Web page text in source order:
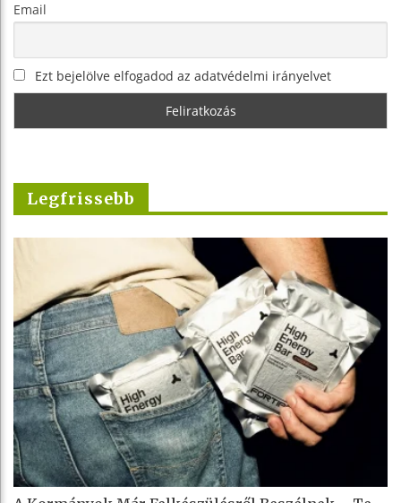
Email
Ezt bejelölve elfogadod az adatvédelmi irányelvet
Legfrissebb